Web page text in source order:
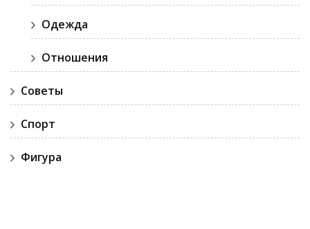
Одежда
Отношения
Советы
Спорт
Фигура